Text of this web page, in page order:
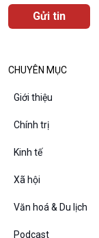
Thanh âm ký sự
Chân dung cuộc
CHUYÊN MỤC
Giới thiệu
Chính trị
Kinh tế
Xã hội
Văn hoá & Du lịch
Podcast